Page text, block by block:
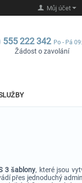
Můj účet
555 222 342 Po - Pá
Žádost o zavolání
3 šablony, které jsou
přes jednoduchý